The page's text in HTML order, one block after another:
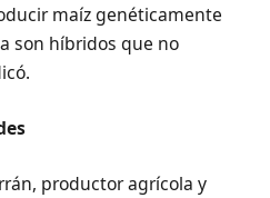
maíz genéticamente
son híbridos que no
productor agrícola y